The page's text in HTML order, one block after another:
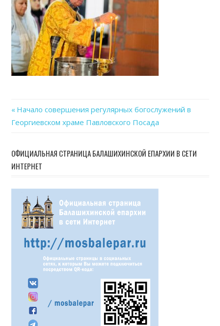
Навигация
записям
Previous
Post:
Начало совершения регулярных богослужений в
Георгиевском храме Павловского Посада
ОФИЦИАЛЬНАЯ СТРАНИЦА БАЛАШИХИНСКОЙ ЕПАРХИИ В СЕТИ
ИНТЕРНЕТ